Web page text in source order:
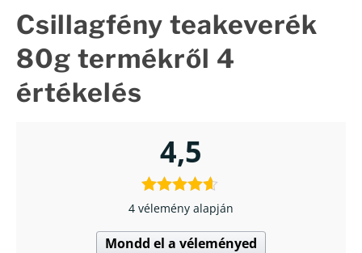
Csillagfény teakeverék
80g termékről 4
értékelés
4,5
4 vélemény alapján
Mondd el a véleményed